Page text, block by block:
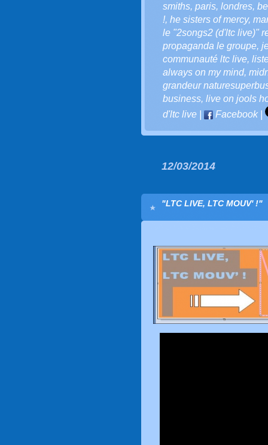
smiths, paris, londres,
!, he sisters of mercy,
le "2songs2 (d'ltc live)"
propaganda le groupe,
communauté ltc live,
always on my mind,
grandeur
business, live on jools
d'ltc live
Facebook|
12/03/2014
"LTC LIVE, LTC MOUV' !"